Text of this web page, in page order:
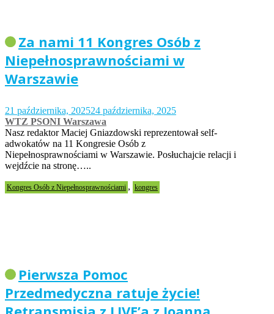
Za nami 11 Kongres Osób z
Niepełnosprawnościami w
Warszawie
21 października, 202524 października, 2025
WTZ PSONI Warszawa
Nasz redaktor Maciej Gniazdowski reprezentował self-
adwokatów na 11 Kongresie Osób z
Niepełnosprawnościami w Warszawie. Posłuchajcie relacji i
wejdźcie na stronę…..
Kongres Osób z Niepełnosprawnościami , kongres
Pierwsza Pomoc
Przedmedyczna ratuje życie!